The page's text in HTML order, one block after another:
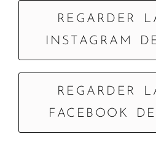
REGARDER
INSTAGRAM
REGARDER
FACEBOOK